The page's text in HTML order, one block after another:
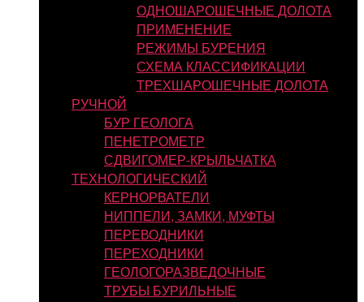
ОДНОШАРОШЕЧНЫЕ ДОЛОТА
ПРИМЕНЕНИЕ
РЕЖИМЫ БУРЕНИЯ
СХЕМА КЛАССИФИКАЦИИ
ТРЕХШАРОШЕЧНЫЕ ДОЛОТА
РУЧНОЙ
БУР ГЕОЛОГА
ПЕНЕТРОМЕТР
СДВИГОМЕР-КРЫЛЬЧАТКА
ТЕХНОЛОГИЧЕСКИЙ
КЕРНОРВАТЕЛИ
НИППЕЛИ, ЗАМКИ, МУФТЫ
ПЕРЕВОДНИКИ
ПЕРЕХОДНИКИ
ГЕОЛОГОРАЗВЕДОЧНЫЕ
ТРУБЫ БУРИЛЬНЫЕ